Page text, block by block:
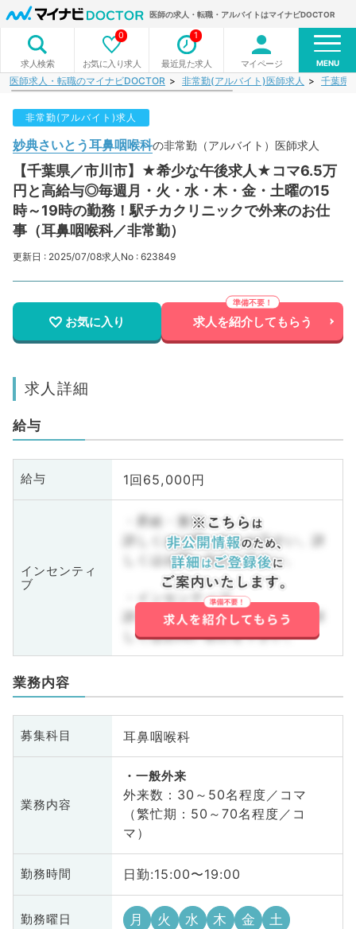
医師の求人・転職・アルバイトはマイナビDOCTOR
求人検索 お気に入り求人
0
最近見た求人
1
マイページ MENU
医師求人・転職のマイナビDOCTOR 非常勤(アルバイト)医師求人 千葉県
非常勤(アルバイト)求人
妙典さいとう耳鼻咽喉科の非常勤（アルバイト）医師求人
【千葉県／市川市】★希少な午後求人★コマ6.5万
円と高給与◎毎週月・火・水・木・金・土曜の15
時～19時の勤務！駅チカクリニックで外来のお仕
事（耳鼻咽喉科／非常勤）
更新日 : 2025/07/08求人No : 623849
お気に入り 求人を紹介してもらう
求人詳細
給与
給与 1回65,000円
インセンティ
ブ
・昇給・賞与
詳しくはお問い合わせ下さい。詳
しくはお問い合わせ下さい。
・インセンティブ
詳しくはお問い合わせ下さい。詳
しくはお問い合わせ下さい。
業務内容
募集科目 耳鼻咽喉科
業務内容
一般外来
外来数：30～50名程度／コマ
（繁忙期：50～70名程度／コ
マ）
勤務時間 日勤:15:00〜19:00
勤務曜日 月 火 水 木 金 土